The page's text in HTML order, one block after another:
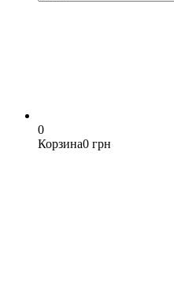
0
Корзина0 грн